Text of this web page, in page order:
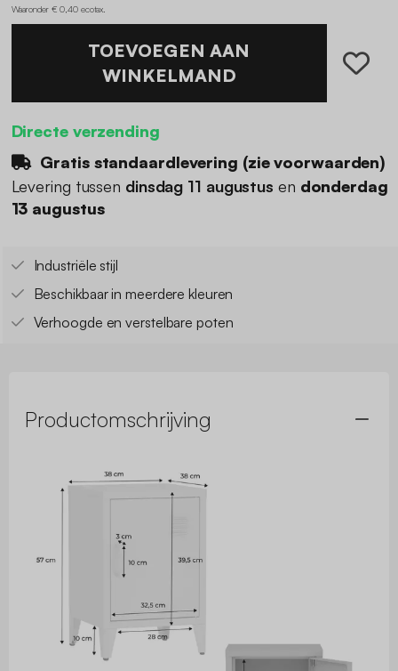
Waaronder € 0,40 ecotax
TOEVOEGEN AAN
WINKELMAND
Directe verzending
Gratis standaardlevering (zie voorwaarden)
Levering tussen dinsdag 11 augustus en donderdag
13 augustus
Industriële stijl
Beschikbaar in meerdere kleuren
Verhoogde en verstelbare poten
Productomschrijving